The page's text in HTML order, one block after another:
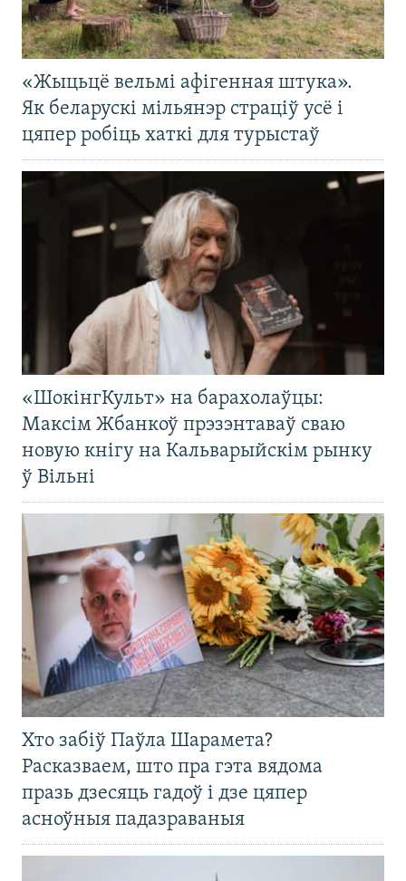
«Жыцьцё вельмі афігенная штука».
Як беларускі мільянэр страціў усё і
цяпер робіць хаткі для турыстаў
«ШокінгКульт» на барахолаўцы:
Максім Жбанкоў прэзэнтаваў сваю
новую кнігу на Кальварыйскім рынку
ў Вільні
Хто забіў Паўла Шарамета?
Расказваем, што пра гэта вядома
празь дзесяць гадоў і дзе цяпер
асноўныя падазраваныя